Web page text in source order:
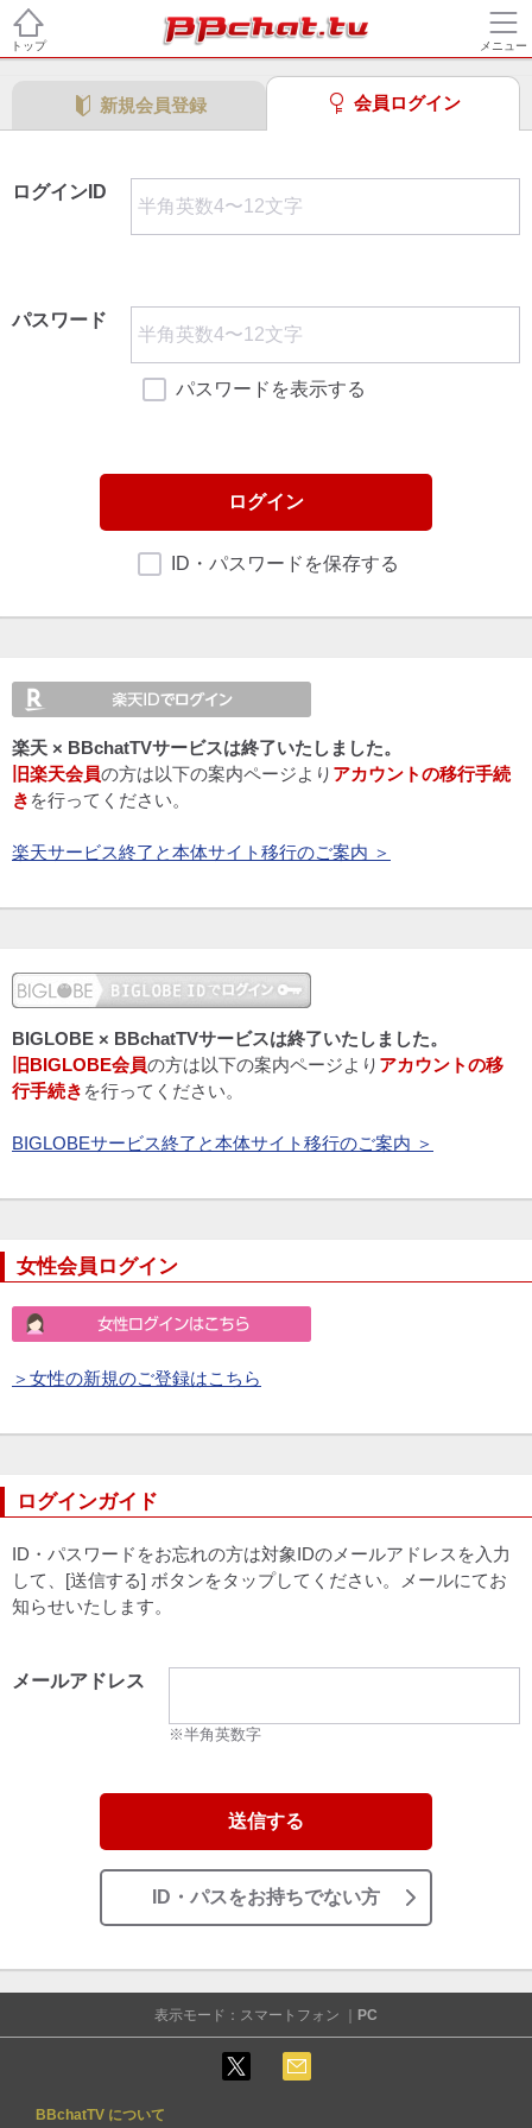
トップ メニュー
新規会員登録 会員ログイン
ログインID
パスワード
パスワードを表示する
ログイン
ID・パスワードを保存する
楽天 × BBchatTVサービスは終了いたしました。
旧楽天会員の方は以下の案内ページより アカウントの移行手続
き を行ってください。
楽天サービス終了と本体サイト移行のご案内 ＞
BIGLOBE × BBchatTVサービスは終了いたしました。
旧BIGLOBE会員の方は以下の案内ページより アカウントの移
行手続き を行ってください。
BIGLOBEサービス終了と本体サイト移行のご案内 ＞
女性会員ログイン
＞女性の新規のご登録はこちら
ログインガイド
ID・パスワードをお忘れの方は対象IDのメールアドレスを入力
して、[送信する] ボタンをタップしてください。メールにてお
知らせいたします。
メールアドレス
※半角英数字
送信する
ID・パスをお持ちでない方
表示モード：スマートフォン ｜ PC
BBchatTV について